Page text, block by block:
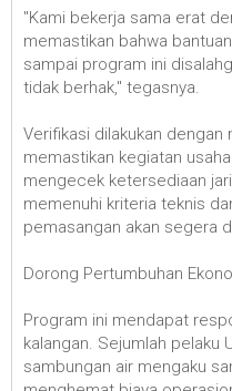
"Kami bekerja sama erat
memastikan bahwa
sampai program ini
tidak berhak," tegasnya.
Verifikasi dilakukan dengan
memastikan kegiatan
mengecek ketersediaan
memenuhi kriteria teknis
pemasangan akan segera
Dorong Pertumbuhan
Program ini mendapat
kalangan. Sejumlah pelaku
sambungan air mengaku